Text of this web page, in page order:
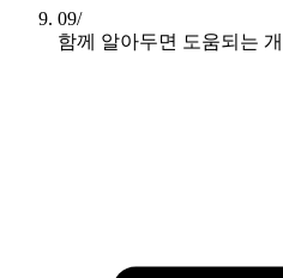
09/
함께 알아두면 도움되는